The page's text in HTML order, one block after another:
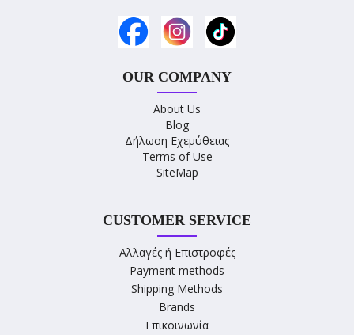
OUR COMPANY
About Us
Blog
Δήλωση Εχεμύθειας
Terms of Use
SiteMap
CUSTOMER SERVICE
Αλλαγές ή Επιστροφές
Payment methods
Shipping Methods
Brands
Επικοινωνία